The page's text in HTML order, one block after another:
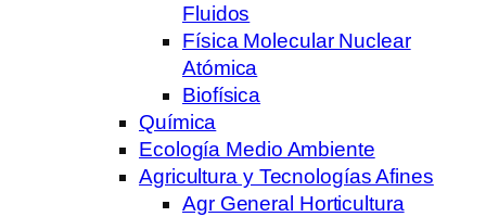
Fluidos
Física Molecular Nuclear
Atómica
Biofísica
Química
Ecología Medio Ambiente
Agricultura y Tecnologías Afines
Agr General Horticultura